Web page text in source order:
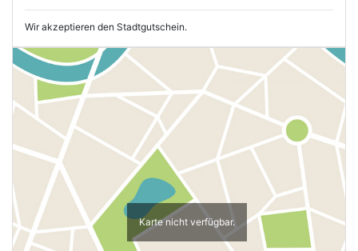
Wir akzeptieren den Stadtgutschein.
Karte nicht verfügbar.